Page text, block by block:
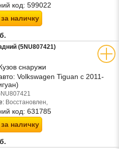
код: 599022
наличку
(5NU807421)
снаружи
Volkswagen Tiguan с 2011-
Восстановлен,
код: 631785
наличку